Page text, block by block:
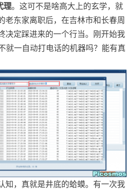
理。这可不是啥高大上的玄学，就
老东家离职后，在吉林市和长春周
决定踩进来的一个行当。刚开始我
就一自动打电话的机器吗？能有真
知，真就是井底的蛤蟆。有一次我